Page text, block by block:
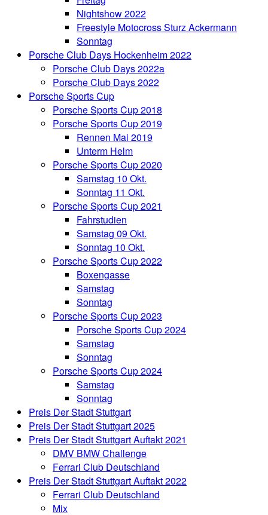
Nightshow 2022
Freestyle Motocross Sturz Ackermann
Sonntag
Porsche Club Days Hockenheim 2022
Porsche Club Days 2022a
Porsche Club Days 2022
Porsche Sports Cup
Porsche Sports Cup 2018
Porsche Sports Cup 2019
Rennen Mai 2019
Unterm Helm
Porsche Sports Cup 2020
Samstag 10 Okt.
Sonntag 11 Okt.
Porsche Sports Cup 2021
Fahrstudien
Samstag 09 Okt.
Sonntag 10 Okt.
Porsche Sports Cup 2022
Boxengasse
Samstag
Sonntag
Porsche Sports Cup 2023
Porsche Sports Cup 2024
Samstag
Sonntag
Porsche Sports Cup 2024
Samstag
Sonntag
Preis Der Stadt Stuttgart
Preis Der Stadt Stuttgart 2025
Preis Der Stadt Stuttgart Auftakt 2021
DMV BMW Challenge
Ferrari Club Deutschland
Preis Der Stadt Stuttgart Auftakt 2022
Ferrari Club Deutschland
Mix